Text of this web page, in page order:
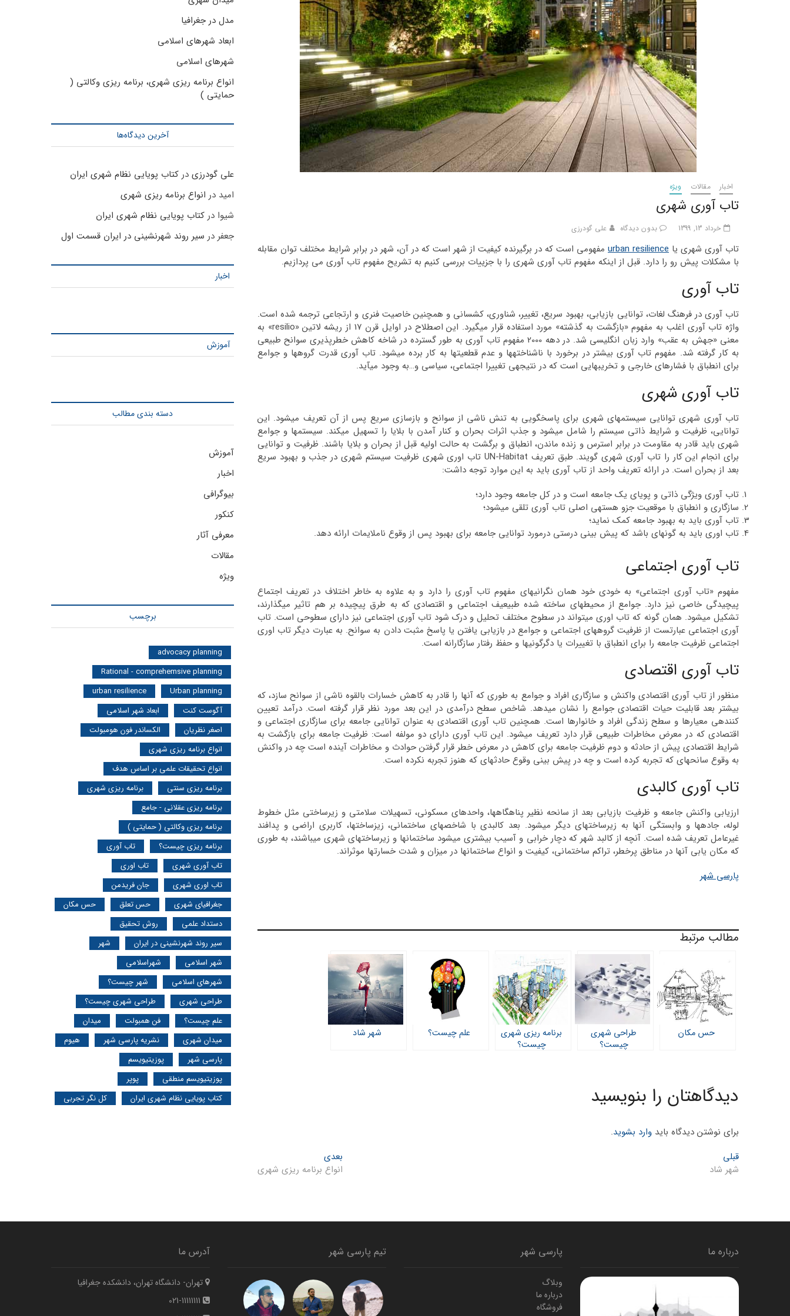
اخبار مقالات ویژه
تاب آوری شهری
خرداد 13, 1399 بدون دیدگاه علی گودرزی
تاب آوری شهری یا urban resilience مفهومی است که در برگیرنده کیفیت از شهر است که در آن، شهر در برابر شرایط مختلف توان مقابله
با مشکلات پیش رو را دارد. قبل از اینکه مفهوم تاب آوری شهری را با جزییات بررسی کنیم به تشریح مفهوم تاب آوری می پردازیم.
تاب آوری
تاب آوری در فرهنگ لغات، توانایی بازیابی، بهبود سریع، تغییر، شناوری، کشسانی و همچنین خاصیت فنری و ارتجاعی ترجمه شده است.
واژه تاب آوری اغلب به مفهوم «بازگشت به گذشته» مورد استفاده قرار می­گیرد. این اصطلاح در اوایل قرن 17 از ریشه لاتین «resilio» به
معنی «جهش به عقب» وارد زبان انگلیسی شد. در دهه 2000 مفهوم تاب آوری به طور گسترده در شاخه کاهش خطرپذیری سوانح طبیعی
به کار گرفته شد. مفهوم تاب آوری بیشتر در برخورد با ناشناخته­ها و عدم قطعیت­ها به کار برده می­شود. تاب آوری قدرت گروه­ها و جوامع
برای انطباق با فشارهای خارجی و تخریب­هایی است که در نتیجه­ی تغییرا اجتماعی، سیاسی و…به وجود می­آید.
تاب آوری شهری
تاب آوری شهری توانایی سیستم­های شهری برای پاسخگویی به تنش ناشی از سوانح و بازسازی سریع پس از آن تعریف می­شود. این
توانایی، ظرفیت و شرایط ذاتی سیستم را شامل می­شود و جذب اثرات بحران و کنار آمدن با بلایا را تسهیل می­کند. سیستم­ها و جوامع
شهری باید قادر به مقاومت در برابر استرس و زنده ماندن، انطباق و برگشت به حالت اولیه قبل از بحران و بلایا باشند. ظرفیت و توانایی
برای انجام این کار را تاب آوری شهری گویند. طبق تعریف UN-Habitat تاب اوری شهری ظرفیت سیستم شهری در جذب و بهبود سریع
بعد از بحران است. در ارائه تعریف واحد از تاب آوری باید به این موارد توجه داشت:
تاب آوری ویژگی ذاتی و پویای یک جامعه است و در کل جامعه وجود دارد؛
سازگاری و انطباق با موقعیت جزو هسته­ی اصلی تاب آوری تلقی می­شود؛
تاب آوری باید به بهبود جامعه کمک نماید؛
تاب اوری باید به گونه­ای باشد که پیش بینی درستی درمورد توانایی جامعه برای بهبود پس از وقوع ناملایمات ارائه دهد.
تاب آوری اجتماعی
مفهوم «تاب آوری اجتماعی» به خودی خود همان نگرانی­های مفهوم تاب آوری را دارد و به علاوه به خاطر اختلاف در تعریف اجتماع
پیچیدگی خاصی نیز دارد. جوامع از محیط­های ساخته شده طبیعیف اجتماعی و اقتصادی که به طرق پیچیده بر هم تاثیر می­گذارند،
تشکیل می­شود. همان گونه که تاب اوری می­تواند در سطوح مختلف تحلیل و درک شود تاب آوری اجتماعی نیز دارای سطوحی است. تاب
آوری اجتماعی عبارتست از ظرفیت گروه­های اجتماعی و جوامع در بازیابی یافتن یا پاسخ مثبت دادن به سوانح. به عبارت دیگر تاب اوری
اجتماعی ظرفیت جامعه را برای انطباق با تغییرات یا دگرگونی­ها و حفظ رفتار سازگارانه است.
تاب آوری اقتصادی
منظور از تاب آوری اقتصادی واکنش و سازگاری افراد و جوامع به طوری که آن­ها را قادر به کاهش خسارات بالقوه ناشی از سوانح سازد، که
بیشتر بعد قابلیت حیات اقتصادی جوامع را نشان می­دهد. شاخص سطح درآمدی در این بعد مورد نظر قرار گرفته است. درآمد تعیین
کننده­ی معیارها و سطح زندگی افراد و خانوارها است. همچنین تاب آوری اقتصادی به عنوان توانایی جامعه برای سازگاری اجتماعی و
اقتصادی که در معرض مخاطرات طبیعی قرار دارد تعریف می­شود. این تاب آوری دارای دو مولفه است: ظرفیت جامعه برای بازگشت به
شرایط اقتصادی پیش از حادثه و دوم ظرفیت جامعه برای کاهش در معرض خطر قرار گرفتن حوادث و مخاطرات آینده است چه در واکنش
به وقوع سانحه­ای که تجربه کرده است و چه در پیش بینی وقوع حادثه­ای که هنوز تجربه نکرده است.
تاب آوری کالبدی
ارزیابی واکنش جامعه و ظرفیت بازیابی بعد از سانحه نظیر پناهگاه­ها، واحدهای مسکونی، تسهیلات سلامتی و زیرساختی مثل خطوط
لوله، جاده­ها و وابستگی آن­ها به زیرساخت­های دیگر می­شود. بعد کالبدی با شاخص­های ساختمانی، زیزساخت­ها، کاربری اراضی و پدافند
غیرعامل تعریف شده است. آنچه از کالبد شهر که دچار خرابی و آسیب بیشتری می­شود ساختمان­ها و زیرساخت­های شهری می­باشند، به طوری
که مکان یابی آن­ها در مناطق پرخطر، تراکم ساختمانی، کیفیت و انواع ساختمان­ها در میزان و شدت خسارت­ها موثراند.
پارسی شهر
مطالب مرتبط
حس مکان
طراحی شهری
چیست؟
برنامه ریزی شهری
چیست؟
علم چیست؟ شهر شاد
دیدگاهتان را بنویسید
برای نوشتن دیدگاه باید وارد بشوید.
راهبری
نوشته
قبلی
post:
شهر شاد
بعدیNext
post:
انواع برنامه ریزی شهری
مدل در جغرافیا
ابعاد شهرهای اسلامی
شهرهای اسلامی
انواع برنامه ریزی شهری، برنامه ریزی وکالتی (
حمایتی )
آخرین دیدگاه‌ها
علی گودرزی در کتاب پویایی نظام شهری ایران
امید در انواع برنامه ریزی شهری
شیوا در کتاب پویایی نظام شهری ایران
جعفر در سیر روند شهرنشینی در ایران قسمت اول
اخبار
آموزش
دسته بندی مطالب
آموزش
اخبار
بیوگرافی
کنکور
معرفی آثار
مقالات
ویژه
برچسب
advocacy planning
Rational - comprehemsive planning
Urban planning
urban resilience
آگوست کنت
ابعاد شهر اسلامی
اصغر نظریان
الکساندر فون هومبولت
انواع برنامه ریزی شهری
انواع تحقیقات علمی بر اساس هدف
برنامه ریزی سنتی
برنامه ریزی شهری
برنامه ریزی عقلانی - جامع
برنامه ریزی وکالتی ( حمایتی )
برنامه ریزی چیست؟
تاب آوری
تاب آوری شهری
تاب اوری
تاب اوری شهری
جان فریدمن
جغرافیای شهری
حس تعلق
حس مکان
دستداد علمی
روش تحقیق
سیر روند شهرنشینی در ایران
شهر
شهر اسلامی
شهراسلامی
شهرهای اسلامی
شهر چیست؟
طراحی شهری
طراحی شهری چیست؟
علم چیست؟
فن همبولت
میدان
میدان شهری
نشریه پارسی شهر
هیوم
پارسی شهر
پوزیتیویسم
پوزیتیویسم منطقی
پوپر
کتاب پویایی نظام شهری ایران
کل نگر تجربی
درباره ما پارسی شهر
وبلاگ
درباره ما
فروشگاه
تیم پارسی شهر آدرس ما
تهران- دانشگاه تهران، دانشکده جغرافیا